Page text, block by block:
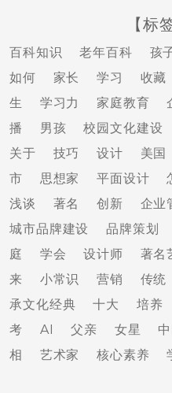
【标
百科知识 老年百科 孩
如何
家长 学习 收藏
生
学习力 家庭教育
播
男孩 校园文化建设
关于
技巧 设计 美国
市
思想家 平面设计
浅谈
著名 创新 企业
城市品牌建设
品牌策划
庭
学会 设计师 著名
来
小常识 营销 传统
承文化经典
十大 培养
考
AI 父亲 女星
相
艺术家 核心素养